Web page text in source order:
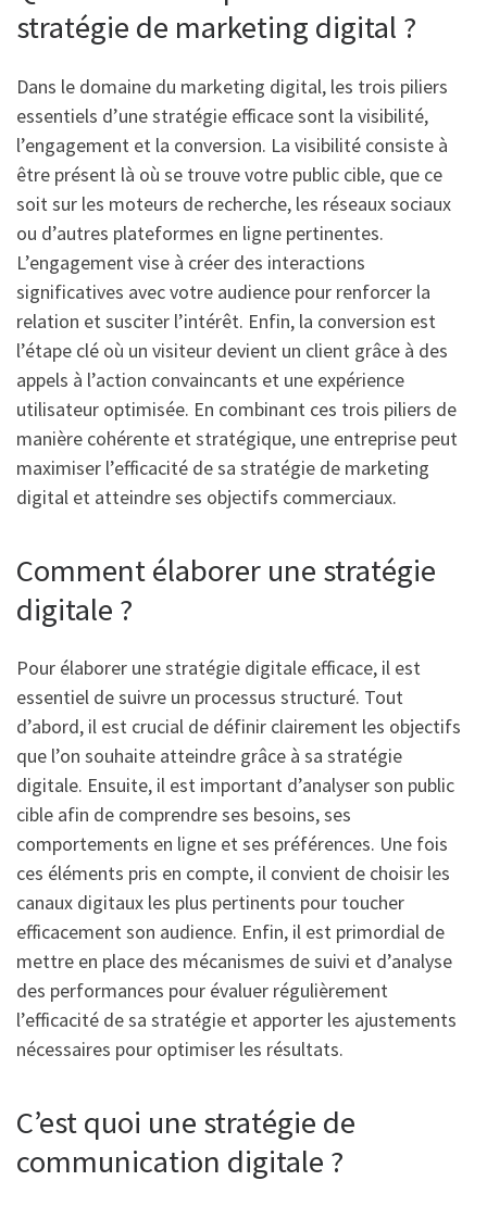
stratégie de marketing digital ?
Dans le domaine du marketing digital, les trois piliers
essentiels d’une stratégie efficace sont la visibilité,
l’engagement et la conversion. La visibilité consiste à
être présent là où se trouve votre public cible, que ce
soit sur les moteurs de recherche, les réseaux sociaux
ou d’autres plateformes en ligne pertinentes.
L’engagement vise à créer des interactions
significatives avec votre audience pour renforcer la
relation et susciter l’intérêt. Enfin, la conversion est
l’étape clé où un visiteur devient un client grâce à des
appels à l’action convaincants et une expérience
utilisateur optimisée. En combinant ces trois piliers de
manière cohérente et stratégique, une entreprise peut
maximiser l’efficacité de sa stratégie de marketing
digital et atteindre ses objectifs commerciaux.
Comment élaborer une stratégie
digitale ?
Pour élaborer une stratégie digitale efficace, il est
essentiel de suivre un processus structuré. Tout
d’abord, il est crucial de définir clairement les objectifs
que l’on souhaite atteindre grâce à sa stratégie
digitale. Ensuite, il est important d’analyser son public
cible afin de comprendre ses besoins, ses
comportements en ligne et ses préférences. Une fois
ces éléments pris en compte, il convient de choisir les
canaux digitaux les plus pertinents pour toucher
efficacement son audience. Enfin, il est primordial de
mettre en place des mécanismes de suivi et d’analyse
des performances pour évaluer régulièrement
l’efficacité de sa stratégie et apporter les ajustements
nécessaires pour optimiser les résultats.
C’est quoi une stratégie de
communication digitale ?